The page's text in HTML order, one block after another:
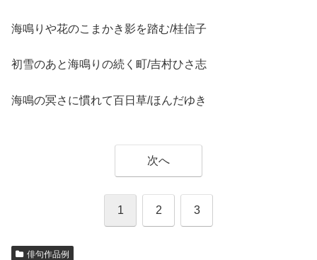
海鳴りや花のこまかき影を踏む/桂信子
初雪のあと海鳴りの続く町/吉村ひさ志
海鳴の冥さに慣れて百日草/ほんだゆき
次へ
1 2 3
俳句作品例